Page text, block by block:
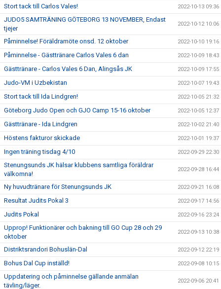
Stort tack till Carlos Vales! 2022-10-13 09:36
JUDO5 SAMTRÄNING GÖTEBORG 13 NOVEMBER, Endast
tjejer
2022-10-12 10:06
Påminnelse! Föräldramöte onsd. 12 oktober 2022-10-10 19:16
Påminnelse - Gästtränare Carlos Vales 6 dan 2022-10-09 18:43
Gästtränare - Carlos Vales 6 Dan, Alingsås JK 2022-10-09 17:55
Judo-VM i Uzbekistan 2022-10-07 19:43
Stort tack till Ida Lindgren! 2022-10-05 21:32
Göteborg Judo Open och GJO Camp 15-16 oktober 2022-10-05 12:37
Gästtränare - Ida Lindgren 2022-10-02 21:40
Höstens fakturor skickade 2022-10-01 19:37
Ingen träning tisdag 4/10 2022-09-29 22:30
Stenungsunds JK hälsar klubbens samtliga föräldrar
välkomna!
2022-09-28 16:44
Ny huvudtränare för Stenungsunds JK 2022-09-21 16:08
Resultat Judits Pokal 3 2022-09-17 14:56
Judits Pokal 2022-09-16 23:24
Upprop! Funktionärer och bakning till GO Cup 28 och 29
oktober
2022-09-13 10:38
Distriktsrandori Bohuslän-Dal 2022-09-12 22:19
Bohus Dal Cup inställd! 2022-09-08 10:15
Uppdatering och påminnelse gällande anmälan
tävling/läger.
2022-09-06 20:41